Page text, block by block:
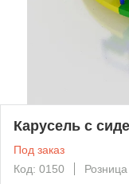
Карусель с
Под заказ
Код: 0150
Розница